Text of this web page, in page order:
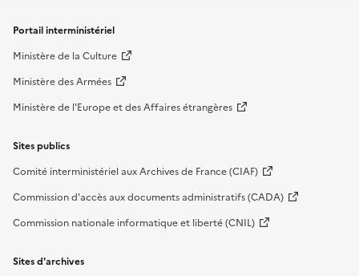
Liens de bas de page
Portail interministériel
Ministère de la Culture
Ministère des Armées
Ministère de l'Europe et des Affaires étrangères
Sites publics
Comité interministériel aux Archives de France (CIAF)
Commission d'accès aux documents administratifs (CADA)
Commission nationale informatique et liberté (CNIL)
Sites d'archives